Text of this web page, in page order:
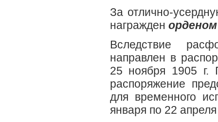
За отлично-
награжден
Вследствие
направлен в
25 ноября 1905 г.
распоряжение
для временного
января по 22 апреля